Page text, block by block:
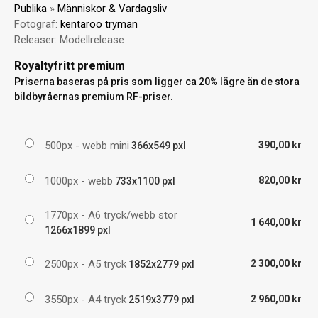
Publika » Människor & Vardagsliv
Fotograf: kentaroo tryman
Releaser: Modellrelease
Royaltyfritt premium
Priserna baseras på pris som ligger ca 20% lägre än de stora
bildbyråernas premium RF-priser.
500px - webb mini 366x549 pxl 390,00 kr
1000px - webb 733x1100 pxl 820,00 kr
1770px - A6 tryck/webb stor
1266x1899 pxl
1 640,00 kr
2500px - A5 tryck 1852x2779 pxl 2 300,00 kr
3550px - A4 tryck 2519x3779 pxl 2 960,00 kr